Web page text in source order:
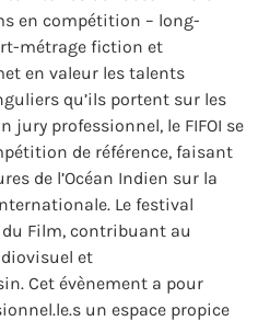
en compétition – long-
métrage fiction et
en valeur les talents
qu’ils portent sur les
jury professionnel, le FIFOI se
de référence, faisant
de l’Océan Indien sur la
Le festival
du Film, contribuant au
et
Cet évènement a pour
un espace propice